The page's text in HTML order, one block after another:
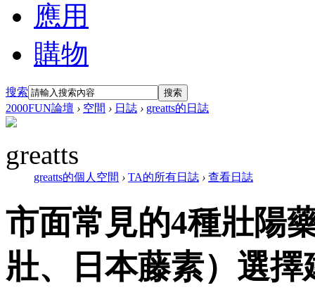
應用
購物
搜索 搜索
2000FUN論壇 › 空間 › 日誌 › greatts的日誌
greatts
greatts的個人空間 › TA的所有日誌 › 查看日誌
市面常見的4種壯陽
壯、日本藤素）選擇